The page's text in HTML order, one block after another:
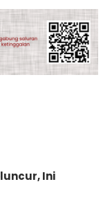
Ini